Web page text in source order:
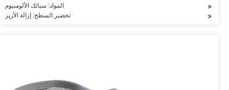
المواد: سبائك الألومنيوم
تحضير السطح: إزالة الأزيز